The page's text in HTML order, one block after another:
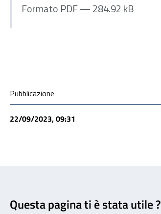
Formato PDF — 284.92 kB
Condivisione social
Pubblicazione
22/09/2023, 09:31
Questa pagina ti è stata utile ?